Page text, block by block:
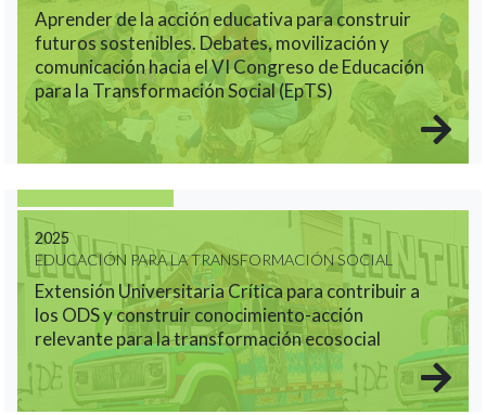
Aprender de la acción educativa para construir
futuros sostenibles. Debates, movilización y
comunicación hacia el VI Congreso de Educación
para la Transformación Social (EpTS)
2025
EDUCACIÓN PARA LA TRANSFORMACIÓN SOCIAL
Extensión Universitaria Crítica para contribuir a
los ODS y construir conocimiento-acción
relevante para la transformación ecosocial